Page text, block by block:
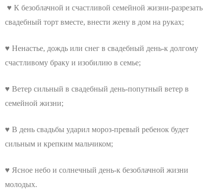
♥ К безоблачной и счастливой семейной жизни-разрезать
свадебный торт вместе, внести жену в дом на руках;
♥ Ненастье, дождь или снег в свадебный день-к долгому
счастливому браку и изобилию в семье;
♥ Ветер сильный в свадебный день-попутный ветер в
семейной жизни;
♥ В день свадьбы ударил мороз-превый ребенок будет
сильным и крепким мальчиком;
♥ Ясное небо и солнечный день-к безоблачной жизни
молодых.